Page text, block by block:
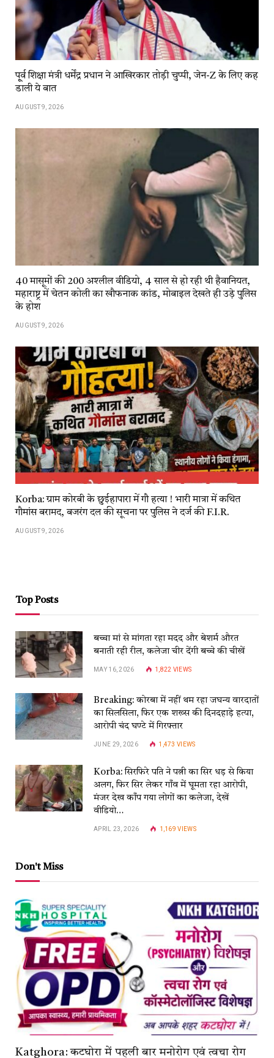
पू्र्व शिक्षा मंत्री धर्मेंद्र प्रधान ने आखिरकार तोड़ी चुप्पी, जेन-Z के लिए कह
डाली ये बात
AUGUST 9, 2026
40 मासूमों की 200 अश्लील वीडियो, 4 साल से हो रही थी हैवानियत,
महाराष्ट्र में चेतन कोली का खौफनाक कांड, मोबाइल देखते ही उड़े पुलिस
के होश
AUGUST 9, 2026
Korba: ग्राम कोरबी के छुईहापारा में गौ हत्या ! भारी मात्रा में कथित
गौमांस बरामद, बजरंग दल की सूचना पर पुलिस ने दर्ज की F.I.R.
AUGUST 9, 2026
Top Posts
बच्चा मां से मांगता रहा मदद और बेशर्म औरत
बनाती रही रील, कलेजा चीर देंगी बच्चे की चीखें
MAY 16, 2026 1,822 VIEWS
Breaking: कोरबा में नहीं थम रहा जघन्य वारदातों
का सिलसिला, फिर एक शख्स की दिनदहाड़े हत्या,
आरोपी चंद घण्टे में गिरफ्तार
JUNE 29, 2026 1,473VIEWS
Korba: सिरफिरे पति ने पत्नी का सिर धड़ से किया
अलग, फिर सिर लेकर गाँव में घूमता रहा आरोपी,
मंजर देख काँप गया लोगों का कलेजा, देखें
वीडियो…
APRIL 23, 2026 1,169VIEWS
Don't Miss
Katghora: कटघोरा में पहली बार मनोरोग एवं त्वचा रोग